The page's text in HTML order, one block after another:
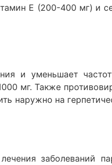
Е (200-400 мг) и
и уменьшает
мг. Также
наружно на
заболеваний